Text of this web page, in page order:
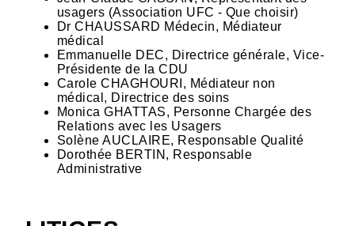
usagers (Association UFC - Que choisir)
Dr CHAUSSARD Médecin, Médiateur
médical
Emmanuelle DEC, Directrice générale, Vice-
Présidente de la CDU
Carole CHAGHOURI, Médiateur non
médical, Directrice des soins
Monica GHATTAS, Personne Chargée des
Relations avec les Usagers
Solène AUCLAIRE, Responsable Qualité
Dorothée BERTIN, Responsable
Administrative